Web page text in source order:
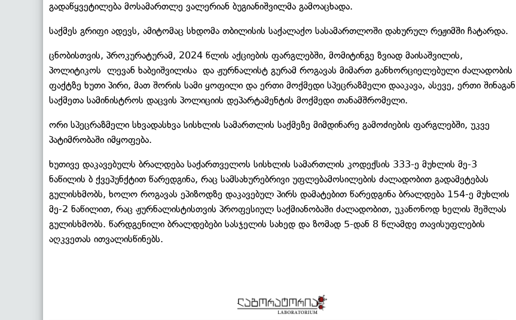
გადაწყვეტილება მოსამართლე ვალერიან ბუგიანიშვილმა გამოაცხადა.
საქმეს გრიფი ადევს, ამიტომაც სხდომა თბილისის საქალაქო სასამართლოში დახურულ რეჟიმში ჩატარდა.
ცნობისთვის, პროკურატურამ, 2024 წლის აქციების ფარგლებში, მომიტინგე ზვიად მაისაშვილის,
პოლიტიკოს ლევან ხაბეიშვილისა და ჟურნალისტ გურამ როგავას მიმართ განხორციელებული ძალადობის
ფაქტზე ხუთი პირი, მათ შორის სამი ყოფილი და ერთი მოქმედი სპეცრაზმელი დააკავა, ასევე, ერთი შინაგან
საქმეთა სამინისტროს დაცვის პოლიციის დეპარტამენტის მოქმედი თანამშრომელი.
ორი სპეცრაზმელი სხვადასხვა სისხლის სამართლის საქმეზე მიმდინარე გამოძიების ფარგლებში, უკვე
პატიმრობაში იმყოფება.
ხუთივე დაკავებულს ბრალდება საქართველოს სისხლის სამართლის კოდექსის 333-ე მუხლის მე-3
ნაწილის ბ ქვეპუნქტით წარედგინა, რაც სამსახურებრივი უფლებამოსილების ძალადობით გადამეტებას
გულისხმობს, ხოლო როგავას ეპიზოდზე დაკავებულ პირს დამატებით წარედგინა ბრალდება 154-ე მუხლის
მე-2 ნაწილით, რაც ჟურნალისტისთვის პროფესიულ საქმიანობაში ძალადობით, უკანონოდ ხელის შეშლას
გულისხმობს. წარდგენილი ბრალდებები სასჯელის სახედ და ზომად 5-დან 8 წლამდე თავისუფლების
აღკვეთას ითვალისწინებს.